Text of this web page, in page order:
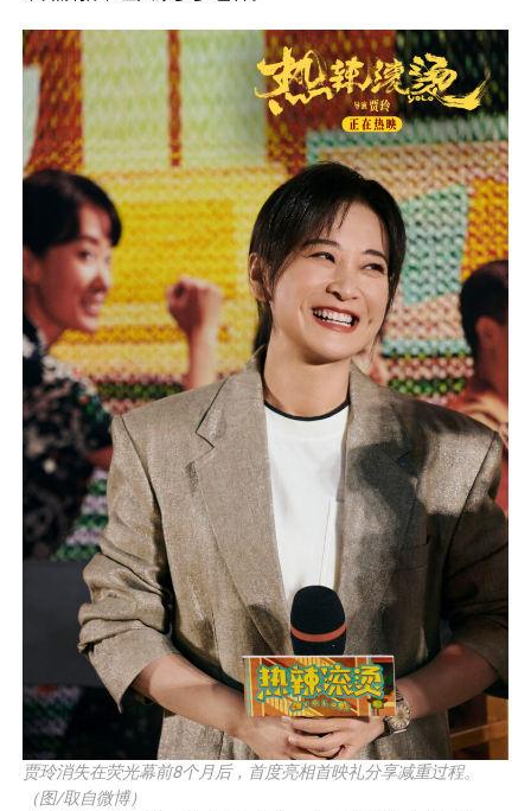
贾玲消失在荧光幕前8个月后，首度亮相首映礼分享减重过程。
（图/取自微博）